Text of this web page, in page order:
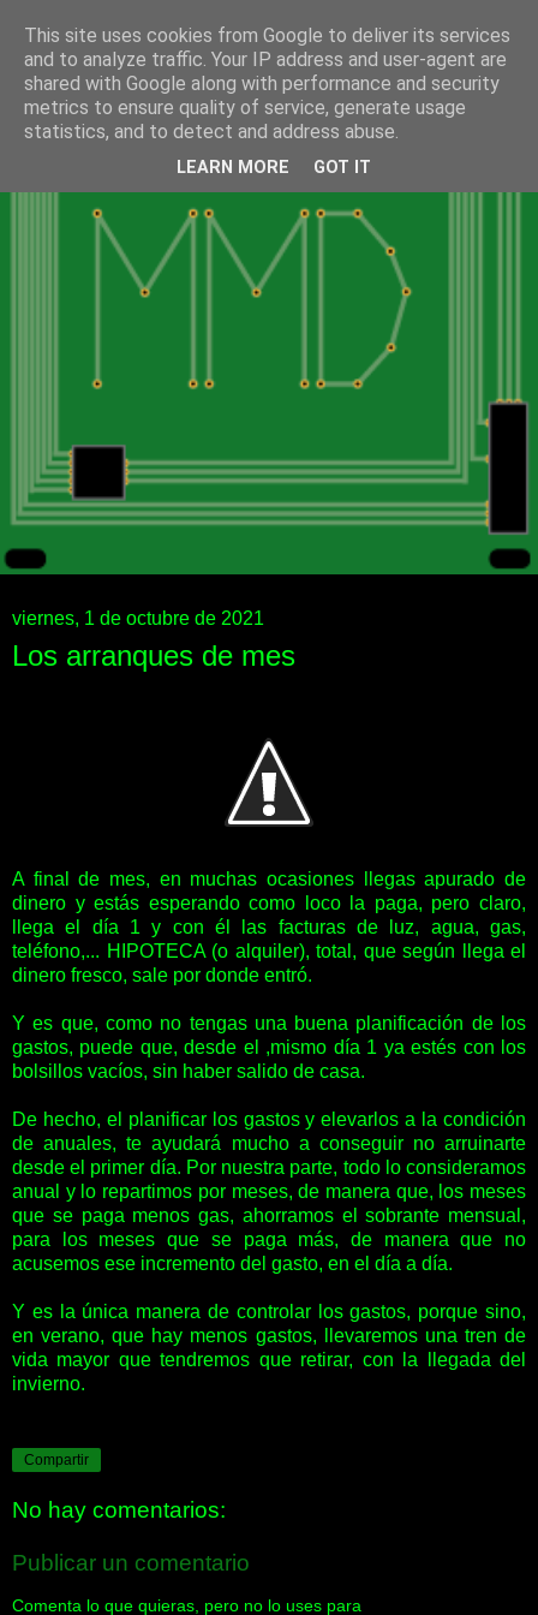
viernes, 1 de octubre de 2021
Los arranques de mes
A final de mes, en muchas ocasiones llegas apurado de
dinero y estás esperando como loco la paga, pero claro,
llega el día 1 y con él las facturas de luz, agua, gas,
teléfono,... HIPOTECA (o alquiler), total, que según llega el
dinero fresco, sale por donde entró.
Y es que, como no tengas una buena planificación de los
gastos, puede que, desde el ,mismo día 1 ya estés con los
bolsillos vacíos, sin haber salido de casa.
De hecho, el planificar los gastos y elevarlos a la condición
de anuales, te ayudará mucho a conseguir no arruinarte
desde el primer día. Por nuestra parte, todo lo consideramos
anual y lo repartimos por meses, de manera que, los meses
que se paga menos gas, ahorramos el sobrante mensual,
para los meses que se paga más, de manera que no
acusemos ese incremento del gasto, en el día a día.
Y es la única manera de controlar los gastos, porque sino,
en verano, que hay menos gastos, llevaremos una tren de
vida mayor que tendremos que retirar, con la llegada del
invierno.
Compartir
No hay comentarios:
Publicar un comentario
Comenta lo que quieras, pero no lo uses para
This site uses cookies from Google to deliver its services
and to analyze traffic. Your IP address and user-agent are
shared with Google along with performance and security
metrics to ensure quality of service, generate usage
statistics, and to detect and address abuse.
LEARN MORE GOT IT